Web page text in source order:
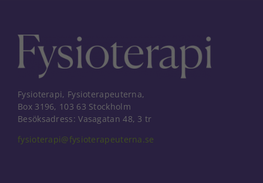
Fysioterapi, Fysioterapeuterna,
Box 3196, 103 63 Stockholm
Besöksadress: Vasagatan 48, 3 tr
fysioterapi@fysioterapeuterna.se